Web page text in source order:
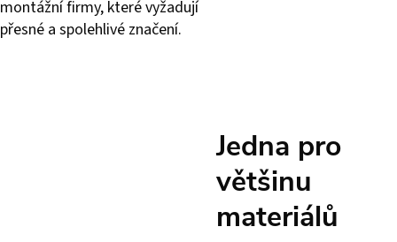
montážní firmy, které vyžadují
přesné a spolehlivé značení.
Jedna pro
většinu
materiálů